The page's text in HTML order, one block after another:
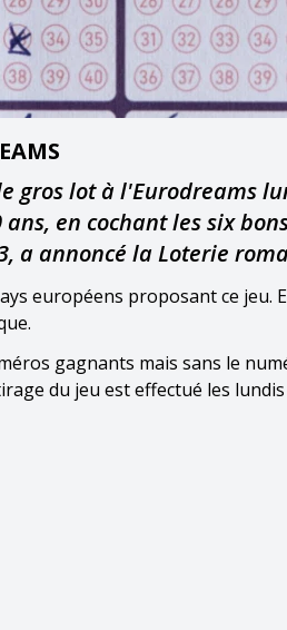
gros lot à l'Eurodreams
en cochant les six
a annoncé la Loterie
européens proposant ce jeu.
gagnants mais sans le
du jeu est effectué les